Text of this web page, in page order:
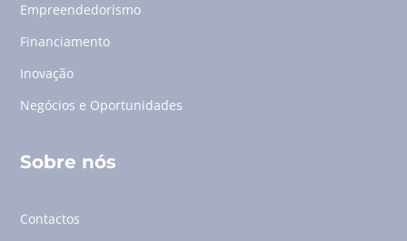
Empreendedorismo
Financiamento
Inovação
Negócios e Oportunidades
Sobre nós
Contactos